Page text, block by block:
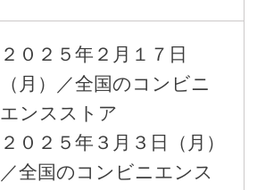
２０２５年２月１７日
（月）／全国のコンビニ
エンスストア
２０２５年３月３日（月）
／全国のコンビニエンス